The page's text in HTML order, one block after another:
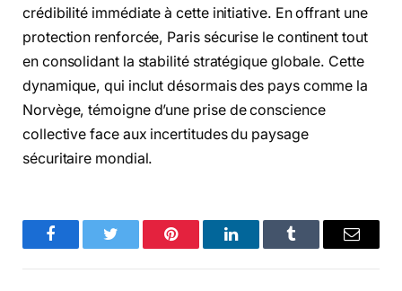
crédibilité immédiate à cette initiative. En offrant une
protection renforcée, Paris sécurise le continent tout
en consolidant la stabilité stratégique globale. Cette
dynamique, qui inclut désormais des pays comme la
Norvège, témoigne d’une prise de conscience
collective face aux incertitudes du paysage
sécuritaire mondial.
FacebookTwitter Pinterest LinkedInTumblr Email